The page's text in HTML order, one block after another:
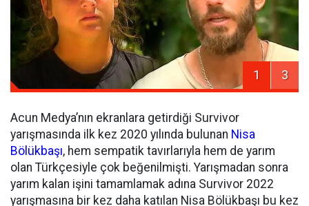
1 3
Acun Medya’nın ekranlara getirdiği Survivor
yarışmasında ilk kez 2020 yılında bulunan Nisa
Bölükbaşı, hem sempatik tavırlarıyla hem de yarım
olan Türkçesiyle çok beğenilmişti. Yarışmadan sonra
yarım kalan işini tamamlamak adına Survivor 2022
yarışmasına bir kez daha katılan Nisa Bölükbaşı bu kez